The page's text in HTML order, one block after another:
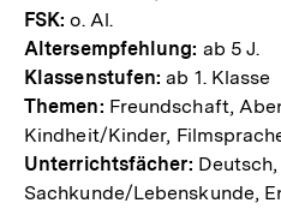
FSK: o. Al.
Altersempfehlung: ab 5 J.
Klassenstufen: ab 1. Klasse
Themen: Freundschaft,
Kindheit/Kinder,
Unterrichtsfächer:
Sachkunde/Lebenskunde,